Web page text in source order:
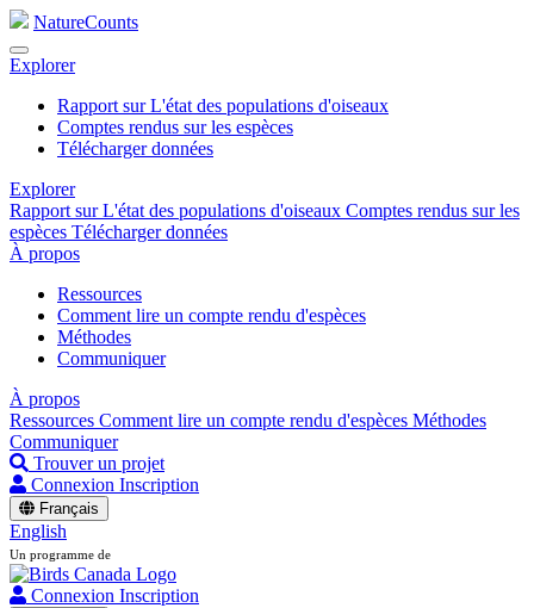
NatureCounts
Explorer
Rapport sur L'état des populations d'oiseaux
Comptes rendus sur les espèces
Télécharger données
Explorer
Rapport sur L'état des populations d'oiseaux Comptes rendus sur les
espèces Télécharger données
À propos
Ressources
Comment lire un compte rendu d'espèces
Méthodes
Communiquer
À propos
Ressources Comment lire un compte rendu d'espèces Méthodes
Communiquer
Trouver un projet
Connexion Inscription
Français
English
Un programme de
Connexion Inscription